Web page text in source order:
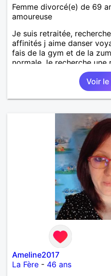
Femme divorcé(e) de 69
amoureuse
Je suis retraitée,
affinités j aime danser
fais de la gym et de la
normale Je recherche
prés a une heure de mon
ne pas m envoyer des
mon lieu de residence, je
Voir
Ameline2017
La Fère - 46 ans